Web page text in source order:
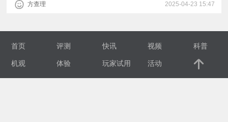
专
方查理 2025-04-23 15:47
首页 评测 快讯 视频 科普
机观 体验 玩家试用 活动